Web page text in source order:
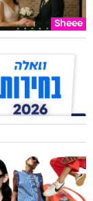
Sheee